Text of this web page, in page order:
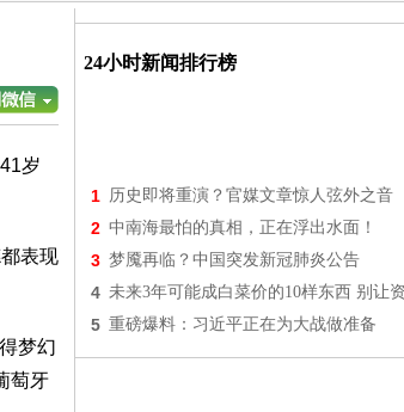
岁
表现
梦幻
萄牙
24小时新闻排行榜
1 历史即将重演？官媒文章惊人弦外之音
2 中南海最怕的真相，正在浮出水面！
3 梦魇再临？中国突发新冠肺炎公告
4 未来3年可能成白菜价的10样东西 别让
5 重磅爆料：习近平正在为大战做准备